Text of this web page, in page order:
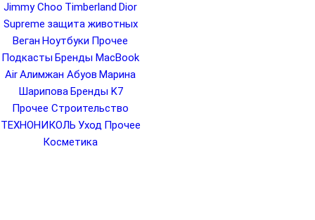
Jimmy Choo Timberland Dior
Supreme защита животных
Веган Ноутбуки Прочее
Подкасты Бренды MacBook
AirАлимжан Абуов Марина
Шарипова Бренды K7
Прочее Строительство
ТЕХНОНИКОЛЬ Уход Прочее
Косметика